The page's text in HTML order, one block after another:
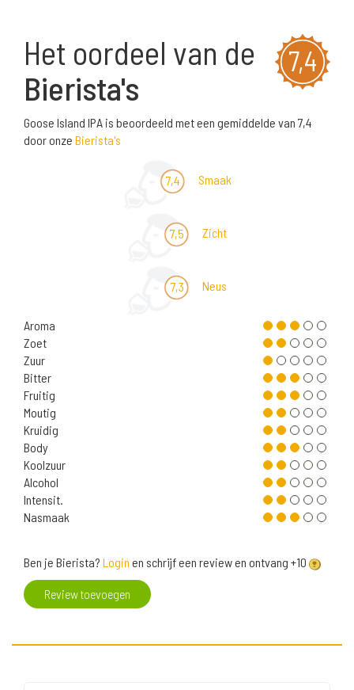
7,4
Het oordeel van de
Bierista's
Goose Island IPA is beoordeeld met een gemiddelde van 7,4
door onze Bierista's
7,4 Smaak
7,5 Zicht
7,3 Neus
Aroma
Zoet
Zuur
Bitter
Fruitig
Moutig
Kruidig
Body
Koolzuur
Alcohol
Intensit.
Nasmaak
Ben je Bierista? Login en schrijf een review en ontvang +10
Review toevoegen